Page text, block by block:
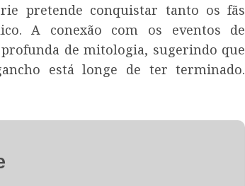
pretende conquistar tanto os fãs
A conexão com os eventos de
de mitologia, sugerindo que
está longe de ter terminado.